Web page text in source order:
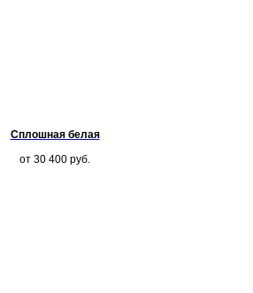
Сплошная белая
от 30 400 руб.